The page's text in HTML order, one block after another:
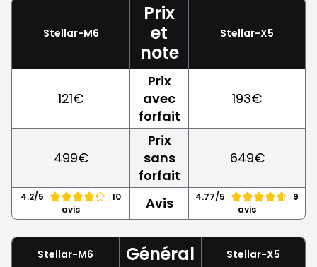
Stellar-M6
Prix
et
note
Stellar-X5
121€
Prix
avec
forfait
193€
499€
Prix
sans
forfait
649€
4.2/5
10
avis
Avis 4.77/5
9
avis
Stellar-M6 Général Stellar-X5